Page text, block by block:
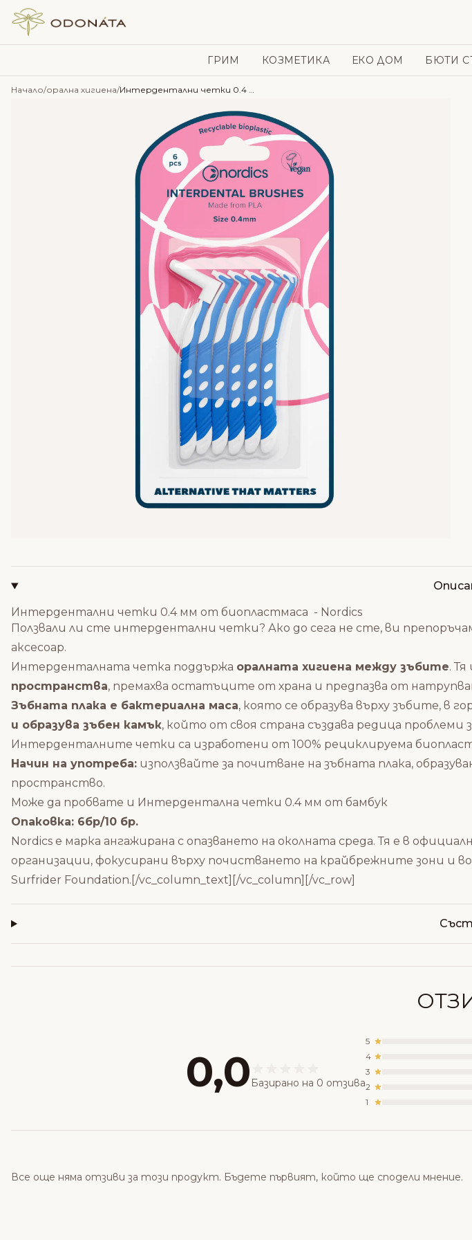
Skip to content
ГРИМ КОЗМЕТИКА ЕКО ДОМ БЮТИ
Начало/орална хигиена/ Интердентални четки 0.4 мм от биопластмаса – Nordics
Интердентални четки 0.4 мм от биопластмаса - Nordics
Ползвали ли сте интердентални четки? Ако до сега не сте, ви
аксесоар.
Интерденталната четка поддържа оралната хигиена между зъбите.
пространства, премахва остатъците от храна и предпазва от
Зъбната плака е бактериална маса, която се образува върху зъбите, в
и образува зъбен камък, който от своя страна създава редица проблеми
Интерденталните четки са изработени от 100% рециклируема
Начин на употреба: използвайте за почитване на зъбната плака,
пространство.
Може да пробвате и Интердентална четки 0.4 мм от бамбук
Опаковка: 6бр/10 бр.
Nordics е марка ангажирана с опазването на околната среда. Тя е в
организации, фокусирани върху почистването на крайбрежните зони
Surfrider Foundation.[/vc_column_text][/vc_column][/vc_row]
0,0 Базирано на 0 отзива
5
4
3
2
1
Все още няма отзиви за този продукт. Бъдете първият, който ще сподели мнение.